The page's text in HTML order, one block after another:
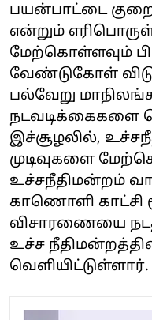
பயன்பாட்டை
என்றும்
மேற்கொள்ளவும்
வேண்டுகோள்
பல்வேறு
நடவடிக்கைகளை
இச்சூழலில்,
முடிவுகளை
உச்சநீதிமன்றம்
காணொளி காட்சி
விசாரணையை
உச்ச
வெளியிட்டுள்ளார்.